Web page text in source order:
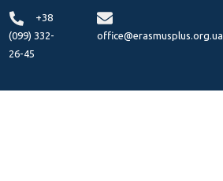
+38
(099) 332-
26-45
office@erasmusplus.org.ua